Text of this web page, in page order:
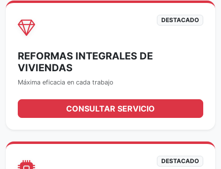
DESTACADO
REFORMAS INTEGRALES DE
VIVIENDAS
Máxima eficacia en cada trabajo
CONSULTAR SERVICIO
DESTACADO